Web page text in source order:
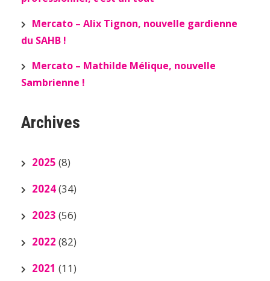
Mercato – Alix Tignon, nouvelle gardienne
du SAHB !
Mercato – Mathilde Mélique, nouvelle
Sambrienne !
Archives
2025 (8)
2024(34)
2023 (56)
2022 (82)
2021 (11)